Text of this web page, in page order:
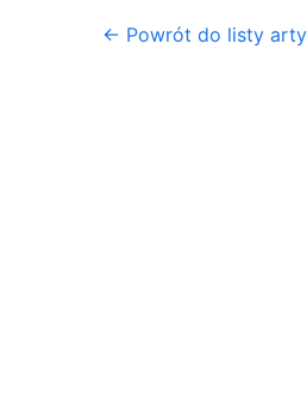
← Powrót do listy